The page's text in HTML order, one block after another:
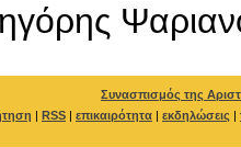
Συνασπισμός της
| RSS | επικαιρότητα | εκδηλώσεις |